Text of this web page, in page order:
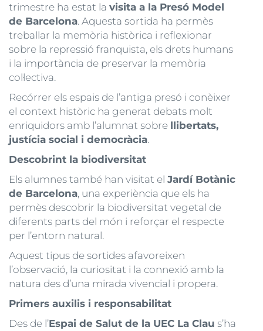
trimestre ha estat la visita a la Presó Model
de Barcelona. Aquesta sortida ha permès
treballar la memòria històrica i reflexionar
sobre la repressió franquista, els drets humans
i la importància de preservar la memòria
col·lectiva.
Recórrer els espais de l’antiga presó i conèixer
el context històric ha generat debats molt
enriquidors amb l’alumnat sobre llibertats,
justícia social i democràcia.
Descobrint la biodiversitat
Els alumnes també han visitat el Jardí Botànic
de Barcelona, una experiència que els ha
permès descobrir la biodiversitat vegetal de
diferents parts del món i reforçar el respecte
per l’entorn natural.
Aquest tipus de sortides afavoreixen
l’observació, la curiositat i la connexió amb la
natura des d’una mirada vivencial i propera.
Primers auxilis i responsabilitat
Des de l’Espai de Salut de la UEC La Clau s’ha